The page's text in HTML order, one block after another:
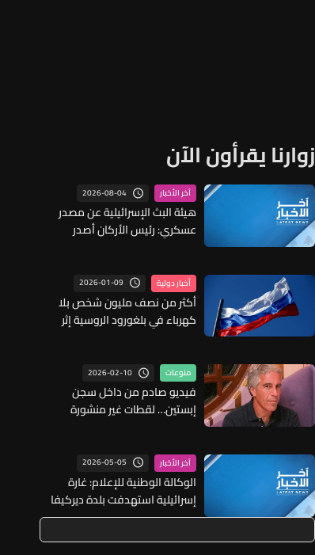
زوارنا يقرأون الآن
آخر الأخبار 2026-08-04
هيئة البث الإسرائيلية عن مصدر
عسكري: رئيس الأركان أصدر
أخبار دولية 2026-01-09
أكثر من نصف مليون شخص بلا
كهرباء في بلغورود الروسية إثر
منوعات 2026-02-10
فيديو صادم من داخل سجن
إبستين… لقطات غير منشورة
آخر الأخبار 2026-05-05
الوكالة الوطنية للإعلام: غارة
إسرائيلية استهدفت بلدة ديركيفا